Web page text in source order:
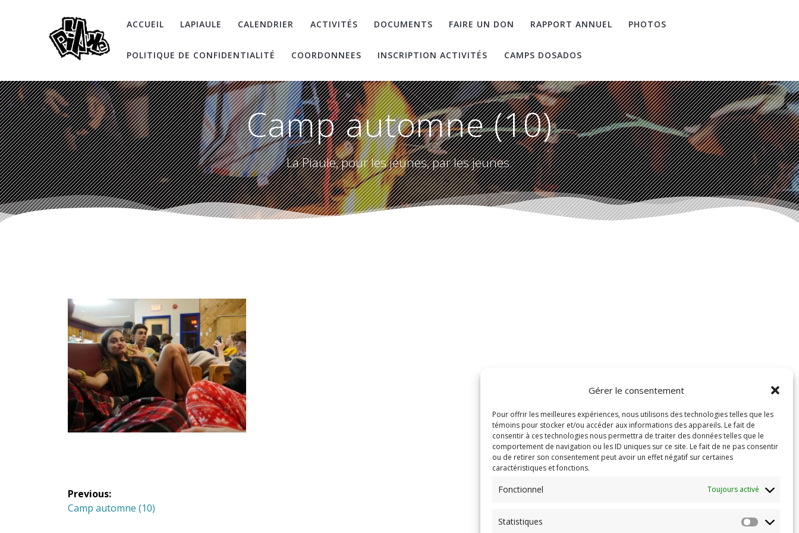
Gérer le consentement
Pour offrir les meilleures expériences, nous utilisons des technologies telles que les
témoins pour stocker et/ou accéder aux informations des appareils. Le fait de
consentir à ces technologies nous permettra de traiter des données telles que le
comportement de navigation ou les ID uniques sur ce site. Le fait de ne pas consentir
ou de retirer son consentement peut avoir un effet négatif sur certaines
caractéristiques et fonctions.
Fonctionnel Toujours activé
Statistiques
ACCUEIL LAPIAULE CALENDRIER ACTIVITÉS DOCUMENTS FAIRE UN DON RAPPORT ANNUEL PHOTOS
POLITIQUE DE CONFIDENTIALITÉ COORDONNEES INSCRIPTION ACTIVITÉS CAMPS DOSADOS
Camp automne (10)
La Piaule, pour les jeunes, par les jeunes.
Navigation
de
Previous:
Previous
Camp automne (10)